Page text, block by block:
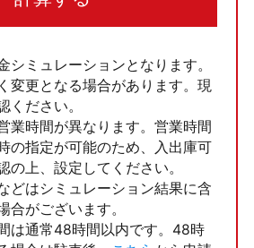
シミュレーションとなります。
変更となる場合があります。現
ください。
業時間が異なります。営業時間
の指定が可能のため、入出庫可
の上、設定してください。
どはシミュレーション結果に含
合がございます。
は通常48時間以内です。48時